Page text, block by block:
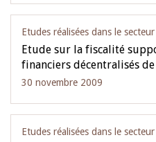
Etudes réalisées dans le
Etude sur la fiscalité
financiers décentralisés de
30 novembre 2009
Etudes réalisées dans le